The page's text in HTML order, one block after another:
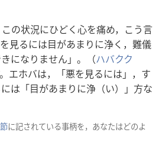
の状況にひどく心を痛め，こう言
見るには目があまりに浄く，難儀
になりません」。（ハバクク
エホバは，「悪を見るには」，す
は「目があまりに浄（い）」方な
に記されている事柄を，あなたはどのよ